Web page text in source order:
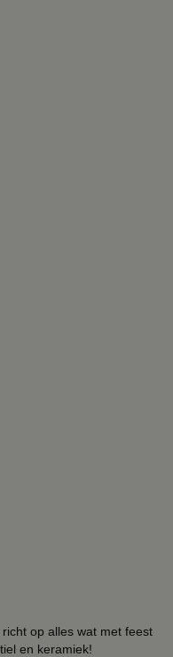
op alles wat met feest
en keramiek!